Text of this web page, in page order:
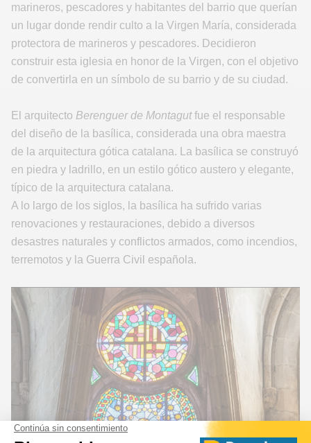
marineros, pescadores y habitantes del barrio que querían
un lugar donde rendir culto a la Virgen María, considerada
protectora de marineros y pescadores. Decidieron
construir esta iglesia en honor de la Virgen, con el objetivo
de convertirla en un símbolo de su barrio y de su ciudad.
El arquitecto Berenguer de Montagutfue el responsable
del diseño de la basílica, considerada una obra maestra
de la arquitectura gótica catalana. La basílica se construyó
en piedra y ladrillo, en un estilo gótico austero y elegante,
típico de la arquitectura catalana.
A lo largo de los siglos, la basílica ha sufrido varias
renovaciones y restauraciones, debido a diversos
desastres naturales y conflictos armados, como incendios,
terremotos y la Guerra Civil española.